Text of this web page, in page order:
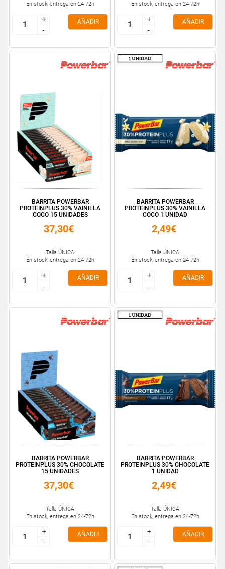
En stock, entrega en 24-72h
+
-
+
-
AÑADIR
En stock, entrega en 24-72h
+
-
+
-
AÑADIR
BARRITA POWERBAR
PROTEINPLUS 30% VAINILLA
COCO 15 UNIDADES
37,30€
Talla ÚNICA
En stock, entrega en 24-72h
+
-
+
-
AÑADIR
BARRITA POWERBAR
PROTEINPLUS 30% VAINILLA
COCO 1 UNIDAD
2,49€
Talla ÚNICA
En stock, entrega en 24-72h
+
-
+
-
AÑADIR
BARRITA POWERBAR
PROTEINPLUS 30% CHOCOLATE
15 UNIDADES
37,30€
Talla ÚNICA
En stock, entrega en 24-72h
+
-
+
-
AÑADIR
BARRITA POWERBAR
PROTEINPLUS 30% CHOCOLATE
1 UNIDAD
2,49€
Talla ÚNICA
En stock, entrega en 24-72h
+
-
+
-
AÑADIR